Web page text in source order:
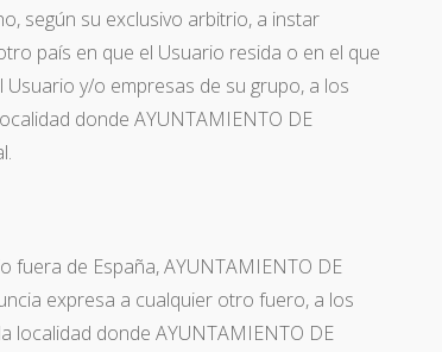
según su exclusivo arbitrio, a instar
país en que el Usuario resida o en el que
y/o empresas de su grupo, a los
donde AYUNTAMIENTO DE
fuera de España, AYUNTAMIENTO DE
expresa a cualquier otro fuero, a los
localidad donde AYUNTAMIENTO DE